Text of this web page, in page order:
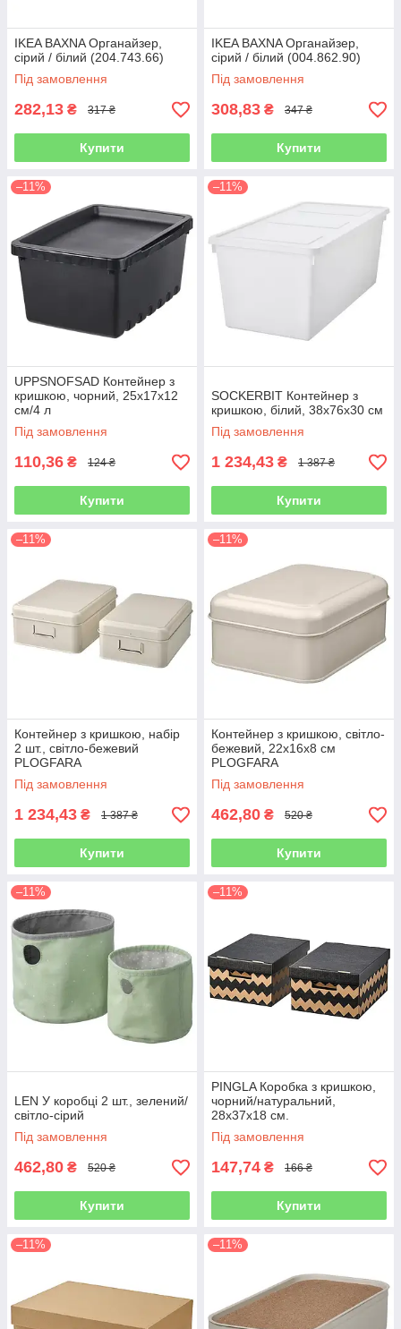
IKEA BAXNA Органайзер,
сірий / білий (204.743.66)
Під замовлення
282,13 ₴ 317 ₴
Купити
IKEA BAXNA Органайзер,
сірий / білий (004.862.90)
Під замовлення
308,83 ₴ 347 ₴
Купити
–11%
UPPSNOFSAD Контейнер з
кришкою, чорний, 25x17x12
см/4 л
Під замовлення
110,36 ₴ 124 ₴
Купити
–11%
SOCKERBIT Контейнер з
кришкою, білий, 38x76x30 см
Під замовлення
1 234,43 ₴ 1 387 ₴
Купити
–11%
Контейнер з кришкою, набір
2 шт., світло-бежевий
PLOGFARA
Під замовлення
1 234,43 ₴ 1 387 ₴
Купити
–11%
Контейнер з кришкою, світло-
бежевий, 22x16x8 см
PLOGFARA
Під замовлення
462,80 ₴ 520 ₴
Купити
–11%
LEN У коробці 2 шт., зелений/
світло-сірий
Під замовлення
462,80 ₴ 520 ₴
Купити
–11%
PINGLA Коробка з кришкою,
чорний/натуральний,
28х37х18 см.
Під замовлення
147,74 ₴ 166 ₴
Купити
–11% –11%